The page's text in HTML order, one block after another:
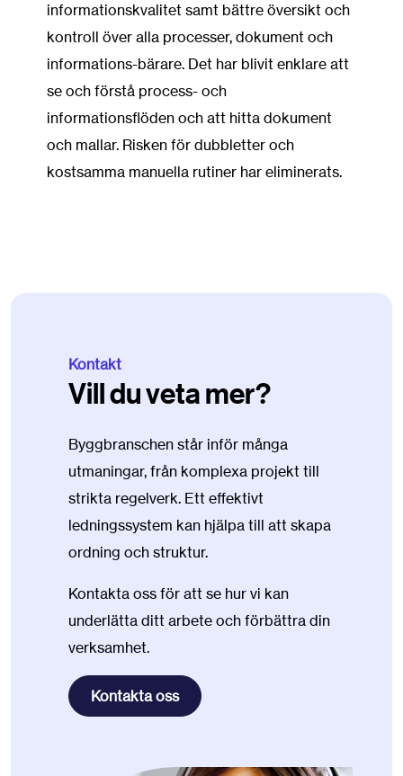
informationskvalitet samt bättre översikt och
kontroll över alla processer, dokument och
informations-bärare. Det har blivit enklare att
se och förstå process- och
informationsflöden och att hitta dokument
och mallar. Risken för dubbletter och
kostsamma manuella rutiner har eliminerats.
Kontakt
Vill du veta mer?
Byggbranschen står inför många
utmaningar, från komplexa projekt till
strikta regelverk. Ett effektivt
ledningssystem kan hjälpa till att skapa
ordning och struktur.
Kontakta oss för att se hur vi kan
underlätta ditt arbete och förbättra din
verksamhet.
Kontakta oss